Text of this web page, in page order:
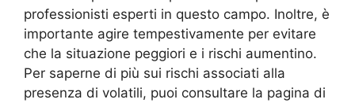
professionisti esperti in questo campo. Inoltre, è
importante agire tempestivamente per evitare
che la situazione peggiori e i rischi aumentino.
Per saperne di più sui rischi associati alla
presenza di volatili, puoi consultare la pagina di